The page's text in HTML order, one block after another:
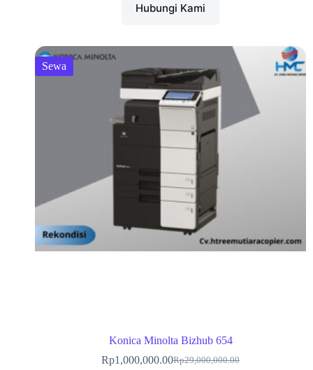
Hubungi Kami
Sewa
Konica Minolta Bizhub 654
Rp29,000,000.00
Rp1,000,000.00